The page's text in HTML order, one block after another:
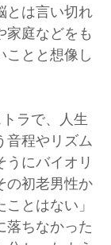
とは言い切れ
家庭などをも
ことと想像し
ラで、人生
音程やリズム
うにバイオリ
の初老男性か
とはない」
落ちなかった